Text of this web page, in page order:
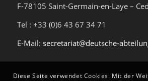
F-78105 Saint-Germain-en-Laye –
Tel : +33 (0)6 43 67 34 71
E-Mail: secretariat@deutsche-
Diese Seite verwendet Cookies. Mit der